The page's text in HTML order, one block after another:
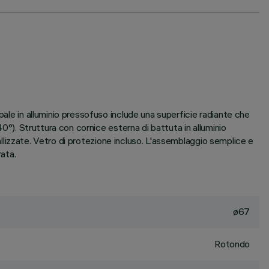
in alluminio pressofuso include una superficie radiante che
Struttura con cornice esterna di battuta in alluminio
Vetro di protezione incluso. L'assemblaggio semplice e
ø67
Rotondo